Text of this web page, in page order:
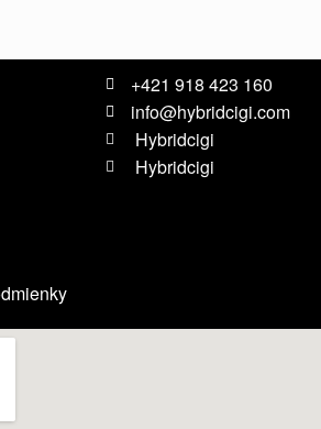
+421 918 423 160
info@hybridcigi.com
Hybridcigi
Hybridcigi